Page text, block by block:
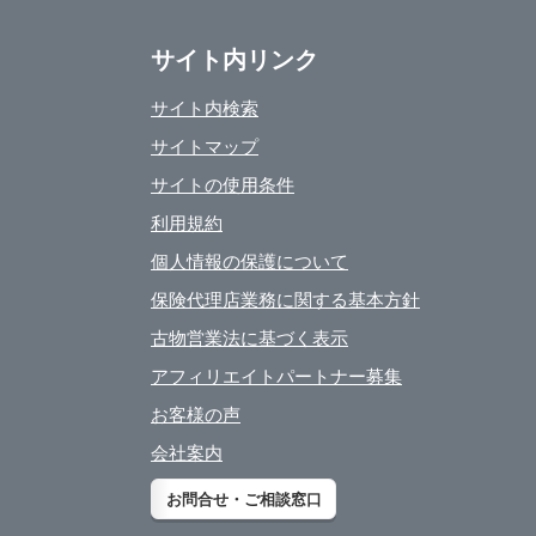
サイト内リンク
サイト内検索
サイトマップ
サイトの使用条件
利用規約
個人情報の保護について
保険代理店業務に関する基本方針
古物営業法に基づく表示
アフィリエイトパートナー募集
お客様の声
会社案内
お問合せ・ご相談窓口